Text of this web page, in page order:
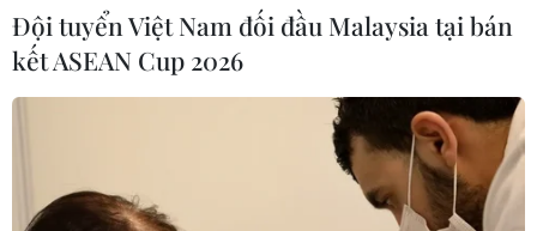
Đội tuyển Việt Nam đối đầu Malaysia tại bán
kết ASEAN Cup 2026